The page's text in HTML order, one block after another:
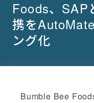
Foods、SAP
携を
ング化
Bumble Bee